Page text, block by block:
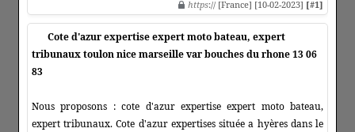
https:// [France] [10-02-2023] [#1]
Cote d'azur expertise expert moto bateau, expert
tribunaux toulon nice marseille var bouches du rhone 13 06
83
Nous proposons : cote d'azur expertise expert moto bateau,
expert tribunaux. Cote d'azur expertises située a hyères dans le